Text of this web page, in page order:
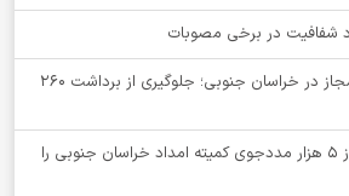
شفافیت در برخی مصوبات
انسداد ۳۴ حلقه چاه غیرمجاز در خراسان جنوبی؛ جلوگیری از برداشت ۲۶۰
«کیمیاگران»، بینایی بیش از ۵ هزار مددجوی کمیته امداد خراسان جنوبی را